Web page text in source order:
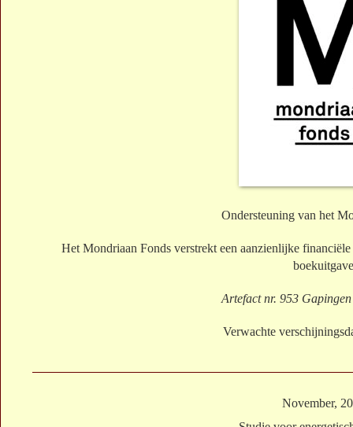
Ondersteuning van het
Het Mondriaan Fonds verstrekt een aanzienlijke
Artefact nr. 953
Verwachte
November,